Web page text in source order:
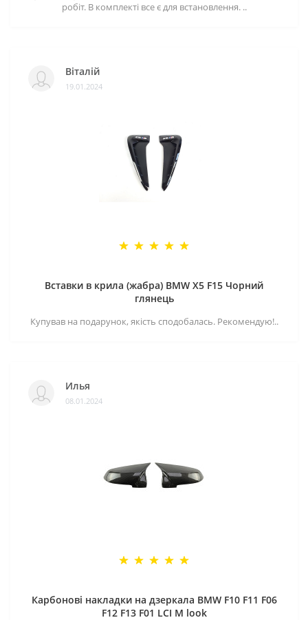
робіт. В комплекті все є для встановлення. ..
Віталій
19.01.2024
Вставки в крила (жабра) BMW X5 F15 Чорний
глянець
Купував на подарунок, якість сподобалась. Рекомендую!..
Илья
08.01.2024
Карбонові накладки на дзеркала BMW F10 F11 F06
F12 F13 F01 LCI M look